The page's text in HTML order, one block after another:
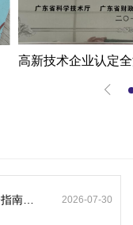
2026-07-30